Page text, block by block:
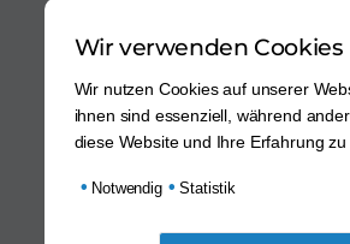
Wir verwenden Cookies
Wir nutzen Cookies auf unserer
ihnen sind essenziell, während
diese Website und Ihre Erfahrung zu
• Notwendig • Statistik